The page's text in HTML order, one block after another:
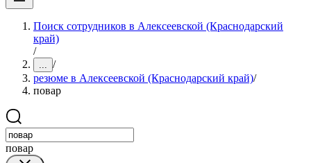
Поиск сотрудников в Алексеевской (Краснодарский
край)
/
... /
резюме в Алексеевской (Краснодарский край)/
повар
повар